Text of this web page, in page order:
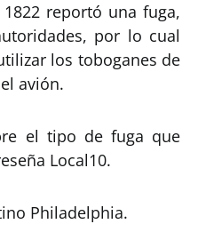
reportó una fuga,
por lo cual
los toboganes de
avión.
el tipo de fuga que
Local10.
Philadelphia.